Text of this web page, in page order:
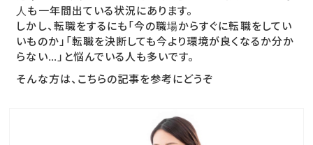
人も一年間出ている状況にあります。
しかし、転職をするにも「今の職場からすぐに転職をしてい
いものか」「転職を決断しても今より環境が良くなるか分か
らない…」と悩んでいる人も多いです。
そんな方は、こちらの記事を参考にどうぞ